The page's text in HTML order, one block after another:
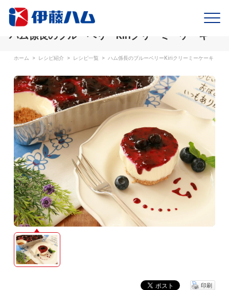
ハム係長のブルーベリーKiriクリーミーケーキ
ホーム > レシピ紹介 > レシピ一覧 > ハム係長のブルーベリーKiriクリーミーケーキ
印刷